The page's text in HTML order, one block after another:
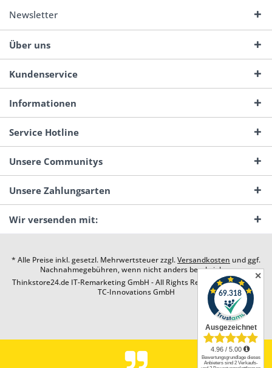
Newsletter
Über uns
Kundenservice
Informationen
Service Hotline
Unsere Communitys
Unsere Zahlungsarten
Wir versenden mit:
* Alle Preise inkl. gesetzl. Mehrwertsteuer zzgl.Versandkosten und ggf.
Nachnahmegebühren, wenn nicht anders beschrieben
Thinkstore24.de IT-Remarketing GmbH - All Rights Reserved. Design by
TC-Innovations GmbH
✕